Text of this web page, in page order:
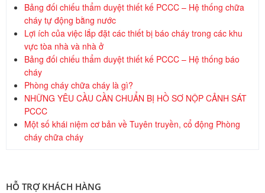
Bảng đối chiếu thẩm duyệt thiết kế PCCC – Hệ thống chữa
cháy tự động bằng nước
Lợi ích của việc lắp đặt các thiết bị báo cháy trong các khu
vực tòa nhà và nhà ở
Bảng đối chiếu thẩm duyệt thiết kế PCCC – Hệ thống báo
cháy
Phòng cháy chữa cháy là gì?
NHỮNG YÊU CẦU CẦN CHUẨN BỊ HỒ SƠ NỘP CẢNH SÁT
PCCC
Một số khái niệm cơ bản về Tuyên truyền, cổ động Phòng
cháy chữa cháy
HỖ TRỢ KHÁCH HÀNG